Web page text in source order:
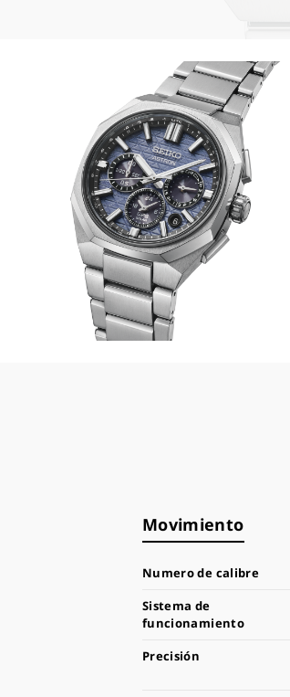
Movimiento
Numero de calibre
Sistema de
funcionamiento
Precisión